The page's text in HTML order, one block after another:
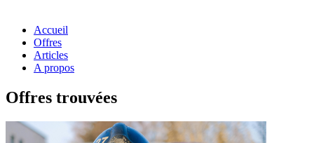
Accueil
Offres
Articles
A propos
Offres trouvées